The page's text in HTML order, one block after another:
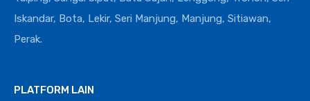
Iskandar, Bota, Lekir, Seri Manjung, Manjung, Sitiawan,
Perak.
PLATFORM LAIN